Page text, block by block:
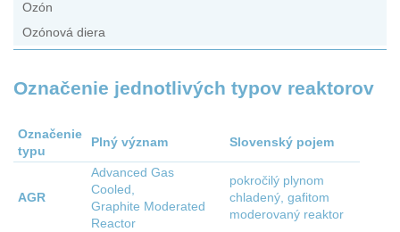
Ozón
Ozónová diera
Označenie jednotlivých typov reaktorov
Označenie
typu
Plný význam Slovenský pojem
AGR
Advanced Gas
Cooled,
Graphite Moderated
Reactor
pokročilý plynom
chladený, gafitom
moderovaný reaktor